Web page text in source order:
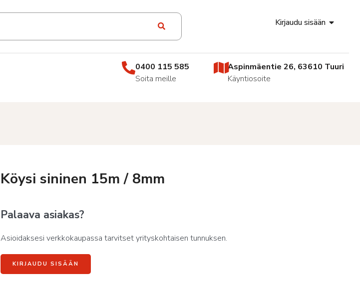
Kirjaudu sisään
0400 115 585
Soita meille
Aspinmäentie 26, 63610 Tuuri
Käyntiosoite
Köysi sininen 15m / 8mm
Palaava asiakas?
Asioidaksesi verkkokaupassa tarvitset yrityskohtaisen tunnuksen.
KIRJAUDU SISÄÄN